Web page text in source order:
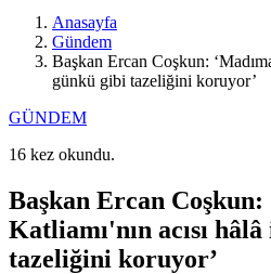
Anasayfa
Gündem
Başkan Ercan Coşkun:
günkü gibi tazeliğini koruyor’
GÜNDEM
16 kez okundu.
Başkan Ercan Coşkun:
Katliamı'nın acısı
tazeliğini koruyor’